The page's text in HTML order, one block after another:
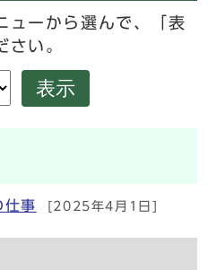
ューから選んで、「表
さい。
表示
仕事 [2025年4月1日]